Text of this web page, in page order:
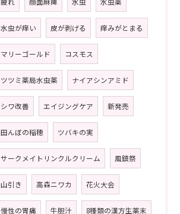
水虫が痒い 皮が剥げる 痒みがとまる
マリーゴールド コスモス
ツツミ薬局水虫薬 ナイアシンアミド
シワ改善 エイジングケア 新発売
田んぼの稲穂 ツバキの実
サークメイトリンクルクリーム 風鎮祭
山引き 高森ニワカ 花火大会
慢性の胃痛 牛胆汁 8種類の漢方生薬末